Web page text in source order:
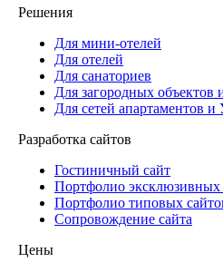
Решения
Для мини-отелей
Для отелей
Для санаториев
Для загородных объектов
Для сетей апартаментов
Разработка сайтов
Гостиничный сайт
Портфолио эксклюзивных
Портфолио типовых
Сопровождение сайта
Цены